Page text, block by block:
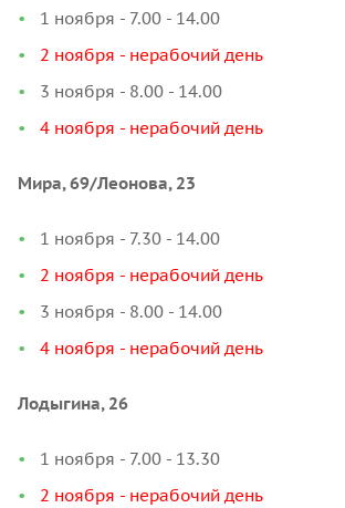
1 ноября - 7.00 - 14.00
2 ноября - нерабочий день
3 ноября - 8.00 - 14.00
4 ноября - нерабочий день
Мира, 69/Леонова, 23
1 ноября - 7.30 - 14.00
2 ноября - нерабочий день
3 ноября - 8.00 - 14.00
4 ноября - нерабочий день
Лодыгина, 26
1 ноября - 7.00 - 13.30
2 ноября - нерабочий день